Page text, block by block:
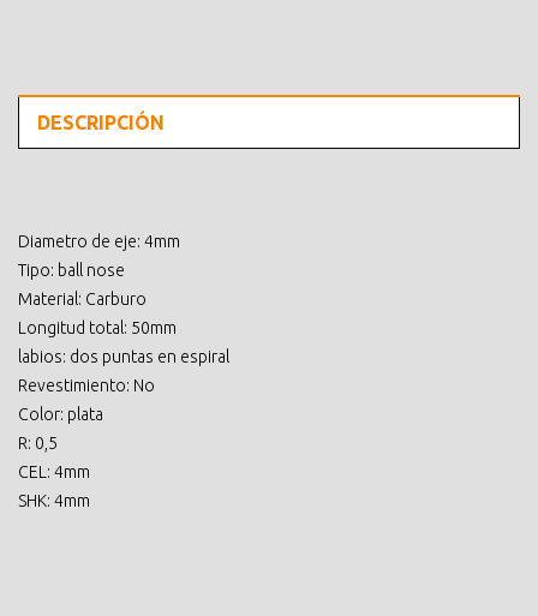
DESCRIPCIÓN
Diametro de eje: 4mm
Tipo: ball nose
Material: Carburo
Longitud total: 50mm
labios: dos puntas en espiral
Revestimiento: No
Color: plata
R: 0,5
CEL: 4mm
SHK: 4mm